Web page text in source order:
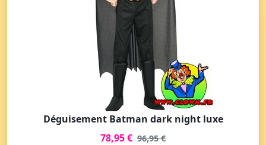
Déguisement Batman dark night luxe
78,95 € 96,95 €